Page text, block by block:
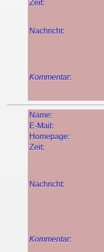
Zeit:
Nachricht:
Kommentar:
Name:
E-Mail:
Homepage:
Zeit:
Nachricht:
Kommentar: